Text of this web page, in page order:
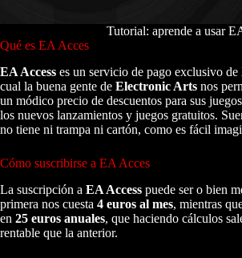
Tutorial: aprende a usar
Qué es EA Acces
EA Access es un servicio de pago exclusivo de
cual la buena gente de Electronic Arts nos
un módico precio de descuentos para sus
los nuevos lanzamientos y juegos gratuitos.
no tiene ni trampa ni cartón, como es fácil
Cómo suscribirse a EA Acces
La suscripción a EA Access puede ser o bien
primera nos cuesta 4 euros al mes, mientras
en 25 euros anuales, que haciendo cálculos
rentable que la anterior.